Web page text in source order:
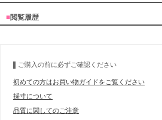
■閲覧履歴
ご購入の前に必ずご確認ください
初めての方はお買い物ガイドをご覧ください
採寸について
品質に関してのご注意